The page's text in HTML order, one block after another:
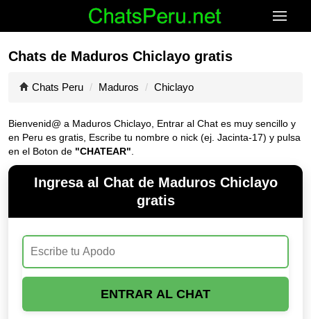
Chats de Maduros Chiclayo gratis
Chats Peru Maduros Chiclayo
Bienvenid@ a Maduros Chiclayo, Entrar al Chat es muy sencillo y
en Peru es gratis, Escribe tu nombre o nick (ej. Jacinta-17) y pulsa
en el Boton de "CHATEAR"
Ingresa al Chat de Maduros Chiclayo
gratis
ENTRAR AL CHAT